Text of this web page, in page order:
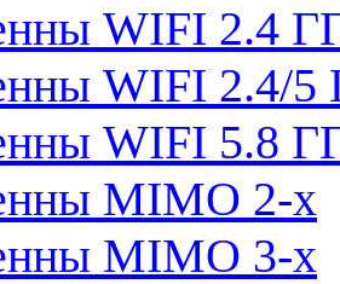
WIFI 2.4
WIFI 2.4/5
WIFI 5.8
MIMO 2-x
MIMO 3-x